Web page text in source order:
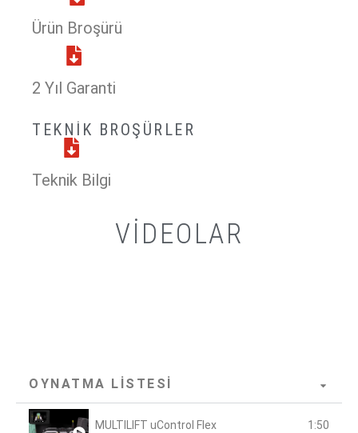
Ürün Broşürü
2 Yıl Garanti
TEKNIK BROŞÜRLER
Teknik Bilgi
VIDEOLAR
OYNATMA LISTESI
MULTILIFT uControl Flex 1:50